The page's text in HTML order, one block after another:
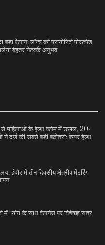
ऐलान: लॉन्च की प्रायोरिटी पोस्टपेड
बेहतर नेटवर्क अनुभव
से महिलाओं के हेल्थ क्लेम में उछाल, 20-
ने दर्ज की सबसे बड़ी बढ़ोतरी: केयर हेल्थ
इंदौर में तीन दिवसीय क्षेत्रीय मेंटरिंग
में “योग के साथ वेलनेस पर विशेषज्ञ सत्र